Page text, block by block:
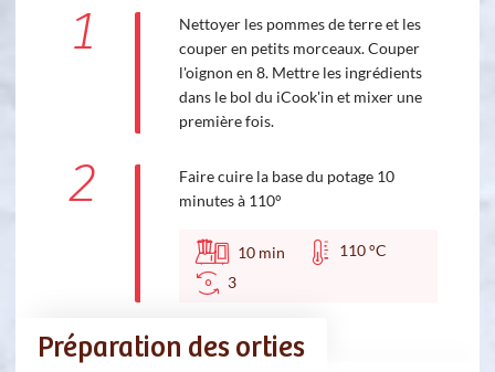
1
Nettoyer les pommes de terre et les
couper en petits morceaux. Couper
l'oignon en 8. Mettre les ingrédients
dans le bol du iCook'in et mixer une
première fois.
2
Faire cuire la base du potage 10
minutes à 110°
10 min
110 °C
3
Préparation des orties